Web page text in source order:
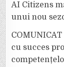
AI Citizens
unui nou
cu succes